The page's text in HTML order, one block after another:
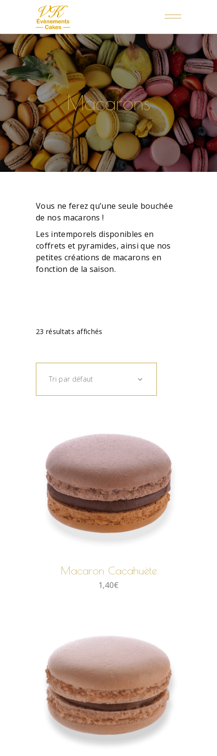
Macarons
Vous ne ferez qu’une seule bouchée
de nos macarons !
Les intemporels disponibles en
coffrets et pyramides, ainsi que nos
petites créations de macarons en
fonction de la saison.
23 résultats affichés
Tri par défaut
Macaron Cacahuète
1,40€
AJOUTER AU PANIER